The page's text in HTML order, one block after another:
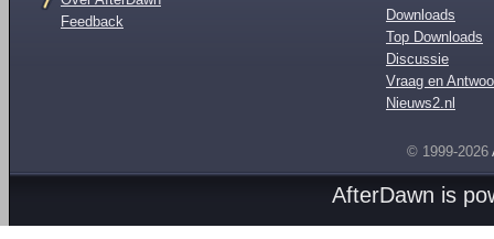
Feedback
Downloads
Top Downloads
Discussie
Vraag en
Nieuws2.nl
© 1999-2026
AfterDawn is